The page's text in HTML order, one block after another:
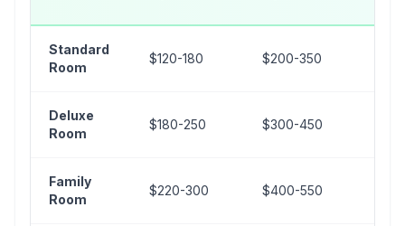
Standard
Room
$120-180 $200-350
Deluxe
Room
$180-250 $300-450
Family
Room
$220-300 $400-550